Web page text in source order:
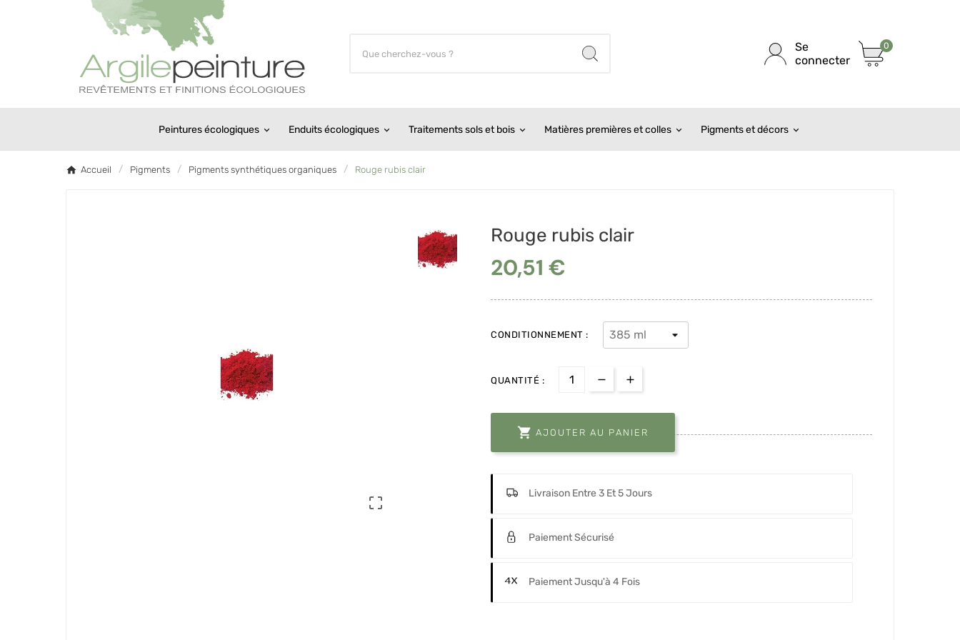
Se
connecter
0
Peintures écologiques Enduits écologiques Traitements sols et bois Matières premières et colles Pigments et décors
Accueil Pigments Pigments synthétiques organiques Rouge rubis clair

Rouge rubis clair
20,51 €
CONDITIONNEMENT :
QUANTITÉ :
 AJOUTER AU PANIER
Livraison Entre 3 Et 5 Jours
Paiement Sécurisé
Paiement Jusqu'à 4 Fois